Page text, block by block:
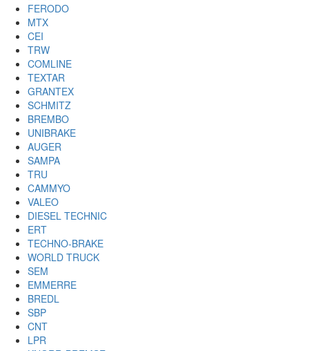
FERODO
MTX
CEI
TRW
COMLINE
TEXTAR
GRANTEX
SCHMITZ
BREMBO
UNIBRAKE
AUGER
SAMPA
TRU
CAMMYO
VALEO
DIESEL TECHNIC
ERT
TECHNO-BRAKE
WORLD TRUCK
SEM
EMMERRE
BREDL
SBP
CNT
LPR